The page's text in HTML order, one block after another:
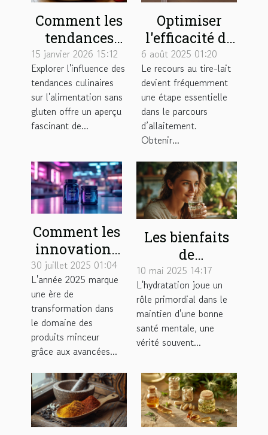
Comment les
tendances
culinaires
influencent-
elles
l'alimentation
sans gluten ?
15 janvier 2026 15:12
Explorer l'influence des
tendances culinaires
sur l'alimentation sans
gluten offre un aperçu
fascinant de...
Optimiser
l'efficacité de
votre tire-lait
: Techniques
et conseils
6 août 2025 01:20
Le recours au tire-lait
devient fréquemment
une étape essentielle
dans le parcours
d’allaitement.
Obtenir...
Comment les
innovations
en nutrition
impactent les
produits
minceur en
2025 ?
30 juillet 2025 01:04
L'année 2025 marque
une ère de
transformation dans
le domaine des
produits minceur
grâce aux avancées...
Les bienfaits
de
l'hydratation
sur la santé
mentale
stratégies pour
augmenter sa
d'eau
facilement
10 mai 2025 14:17
L'hydratation joue un
rôle primordial dans le
maintien d'une bonne
santé mentale, une
vérité souvent...